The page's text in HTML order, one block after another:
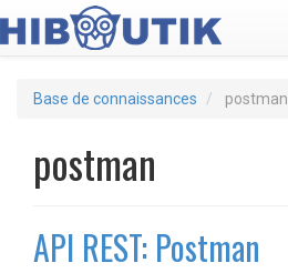
Base de connaissances postman
postman
API REST: Postman